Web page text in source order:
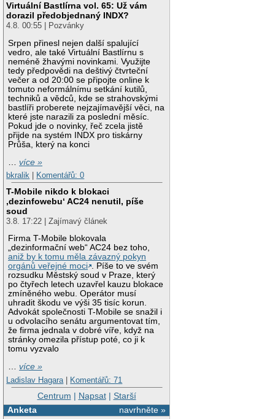
Virtuální Bastlírna vol. 65: Už vám
dorazil předobjednaný INDX?
4.8. 00:55 | Pozvánky
Srpen přinesl nejen další spalující
vedro, ale také Virtuální Bastlírnu s
neméně žhavými novinkami. Využijte
tedy předpovědi na deštivý čtvrteční
večer a od 20:00 se připojte online k
tomuto neformálnímu setkání kutilů,
techniků a vědců, kde se strahovskými
bastlíři proberete nejzajímavější věci, na
které jste narazili za poslední měsíc.
Pokud jde o novinky, řeč zcela jistě
přijde na systém INDX pro tiskárny
Průša, který na konci
…více »
bkralik
Komentářů: 0
T-Mobile nikdo k blokaci
‚dezinfowebu‘ AC24 nenutil, píše
soud
3.8. 17:22 | Zajímavý článek
Firma T-Mobile blokovala
„dezinformační web“ AC24 bez toho,
aniž by k tomu měla závazný pokyn
orgánů veřejné moci . Píše to ve svém
rozsudku Městský soud v Praze, který
po čtyřech letech uzavřel kauzu blokace
zmíněného webu. Operátor musí
uhradit škodu ve výši 35 tisíc korun.
Advokát společnosti T-Mobile se snažil i
u odvolacího senátu argumentovat tím,
že firma jednala v dobré víře, když na
stránky omezila přístup poté, co ji k
tomu vyzvalo
…více »
Ladislav Hagara | Komentářů: 71
Centrum | Napsat| Starší
navrhněte »
Anketa